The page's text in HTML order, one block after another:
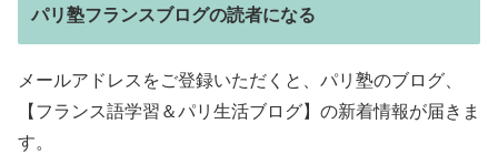
パリ塾フランスブログの読者になる
メールアドレスをご登録いただくと、パリ塾のブログ、
【フランス語学習＆パリ生活ブログ】の新着情報が届きま
す。